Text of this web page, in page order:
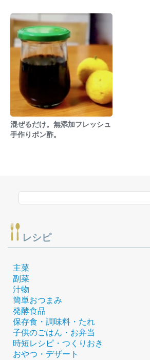
混ぜるだけ。無添加フレッシュ
手作りポン酢。
レシピ
主菜
副菜
汁物
簡単おつまみ
発酵食品
保存食・調味料・たれ
子供のごはん・お弁当
時短レシピ・つくりおき
おやつ・デザート